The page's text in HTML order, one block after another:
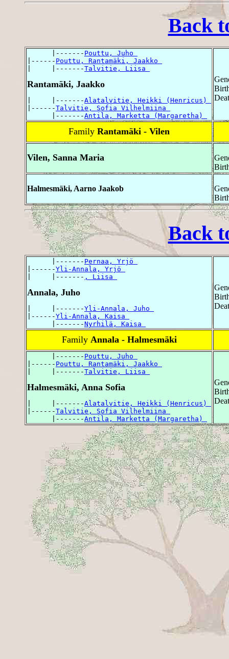
Back
      |-------
Pouttu, Juho
|------ Pouttu, Rantamäki, Jaakko
|     |-------Talvitie, Liisa
Rantamäki, Jaakko
|     |-------Alatalvitie, Heikki (Henricus)
|------Talvitie, Sofia Vilhelmiina
      |-------
Antila, Marketta (Margaretha)
Family Rantamäki - Vilen
Vilen, Sanna Maria
Halmesmäki, Aarno Jaakob
Back
      |-------
Pernaa, Yrjö
|------Yli-Annala, Yrjö
|     |------- , Liisa
Annala, Juho
|     |-------Yli-Annala, Juho
|------Yli-Annala, Kaisa
      |-------
Nyrhilä, Kaisa
Family Annala - Halmesmäki
      |-------
Pouttu, Juho
|------ Pouttu, Rantamäki, Jaakko
|     |-------Talvitie, Liisa
Halmesmäki, Anna Sofia
|     |-------Alatalvitie, Heikki (Henricus)
|------Talvitie, Sofia Vilhelmiina
      |-------
Antila, Marketta (Margaretha)